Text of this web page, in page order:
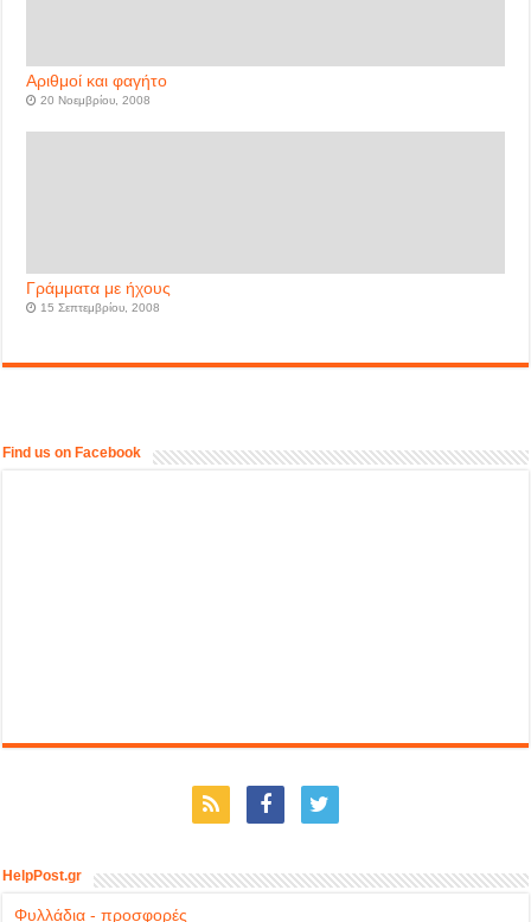
Αριθμοί και φαγήτο
20 Νοεμβρίου, 2008
Γράμματα με ήχους
15 Σεπτεμβρίου, 2008
Find us on Facebook
HelpPost.gr
Φυλλάδια - προσφορές